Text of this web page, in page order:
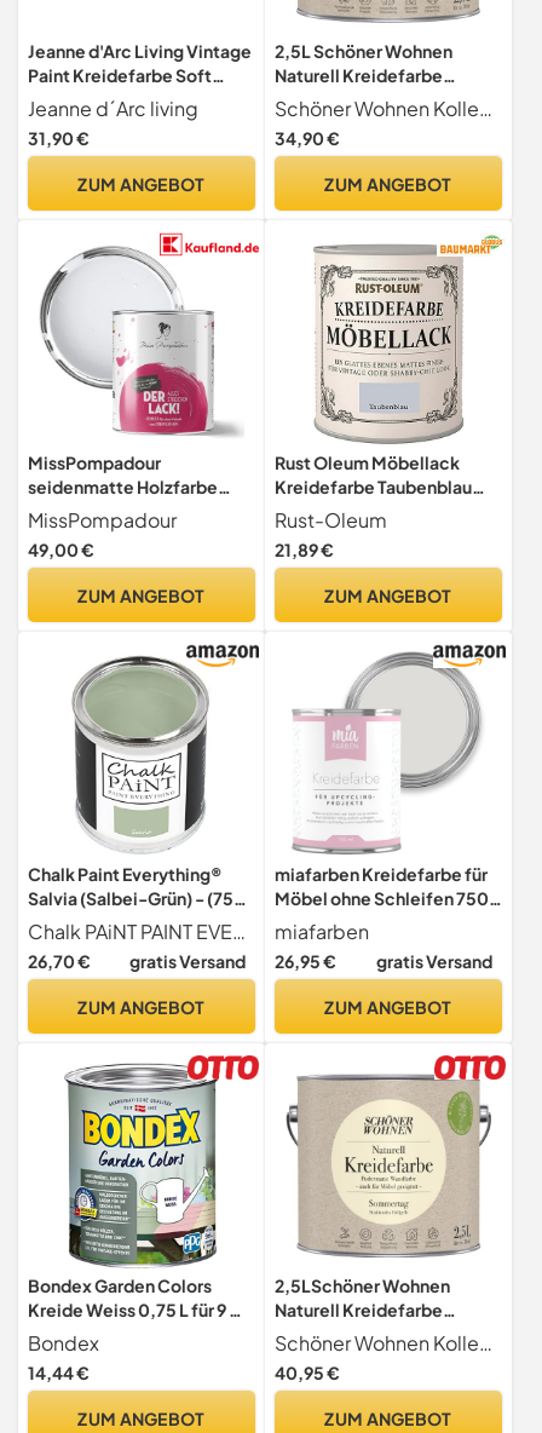
Jeanne d'Arc Living Vintage
Paint Kreidefarbe Soft
Beige Wasserbasiert und
Umweltfreundlich 700
ml/23,6oz Chalk Kalkfarbe
Jeanne d´Arc living
31,90 €
ZUM ANGEBOT
2,5L Schöner Wohnen
Naturell Kreidefarbe
Nachthimmel, Sanftes
Anthrazit
Schöner Wohnen Kollektion
34,90 €
ZUM ANGEBOT
MissPompadour
seidenmatte Holzfarbe
Innen & Außen 1L Weiß mit
Charakter, Möbelfarbe
ohne Schleifen - Farbe für
Holzlack, Möbellack
Deckkraft
MissPompadour
49,00 €
ZUM ANGEBOT
Rust Oleum Möbellack
Kreidefarbe Taubenblau
Matt 750 ml
Rust-Oleum
21,89 €
ZUM ANGEBOT
Chalk Paint Everything®
Salvia (Salbei-Grün) - (750
ml) Wasserbasierte
Kreidefarbe für Shabby-
Chic-Möbel, Dekoration
Ungiftig, leicht
Chalk PAiNT PAINT EVERYTHING
26,70 € gratis Versand
ZUM ANGEBOT
miafarben Kreidefarbe für
Möbel ohne Schleifen 750
ml (Ruhiges Felslicht)
miafarben
26,95 € gratis Versand
ZUM ANGEBOT
Bondex Garden Colors
Kreide Weiss 0,75 L für 9 m²
| Halbdeckende Farbe |
Vintage-Flair | Dekorative
Holzfarbe | seidenmatt |
Bondex
14,44 €
ZUM ANGEBOT
2,5LSchöner Wohnen
Naturell Kreidefarbe
Sommertag, Strahlendes
Hellgelb
Schöner Wohnen Kollektion
40,95 €
ZUM ANGEBOT